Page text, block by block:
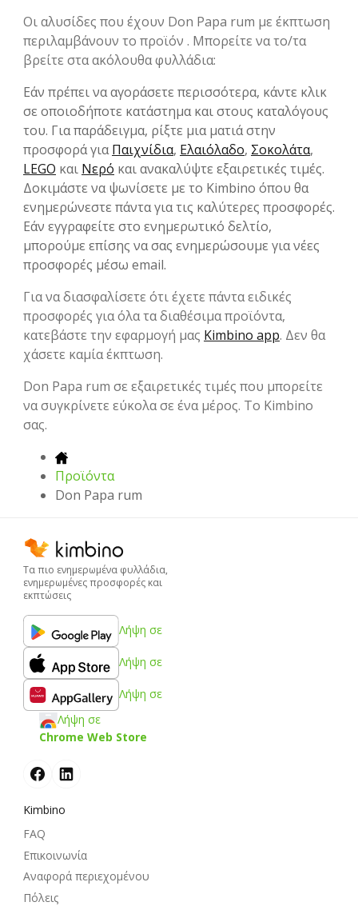
Οι αλυσίδες που έχουν Don Papa rum με έκπτωση
περιλαμβάνουν το προϊόν . Μπορείτε να το/τα
βρείτε στα ακόλουθα φυλλάδια:
Εάν πρέπει να αγοράσετε περισσότερα, κάντε κλικ
σε οποιοδήποτε κατάστημα και στους καταλόγους
του. Για παράδειγμα, ρίξτε μια ματιά στην
προσφορά γιαΠαιχνίδια, Ελαιόλαδο, Σοκολάτα,
LEGO και Νερό και ανακαλύψτε εξαιρετικές τιμές.
Δοκιμάστε να ψωνίσετε με το Kimbino όπου θα
ενημερώνεστε πάντα για τις καλύτερες προσφορές.
Εάν εγγραφείτε στο ενημερωτικό δελτίο,
μπορούμε επίσης να σας ενημερώσουμε για νέες
προσφορές μέσω email.
Για να διασφαλίσετε ότι έχετε πάντα ειδικές
προσφορές για όλα τα διαθέσιμα προϊόντα,
κατεβάστε την εφαρμογή μας Kimbino app. Δεν θα
χάσετε καμία έκπτωση.
Don Papa rum σε εξαιρετικές τιμές που μπορείτε
να συγκρίνετε εύκολα σε ένα μέρος. Το Kimbino
σας.
Προϊόντα
Don Papa rum
Τα πιο ενημερωμένα φυλλάδια,
ενημερωμένες προσφορές και
εκπτώσεις
Λήψη σε
Λήψη σε
Λήψη σε
Λήψη σε
Chrome Web Store
Kimbino
FAQ
Επικοινωνία
Αναφορά περιεχομένου
Πόλεις